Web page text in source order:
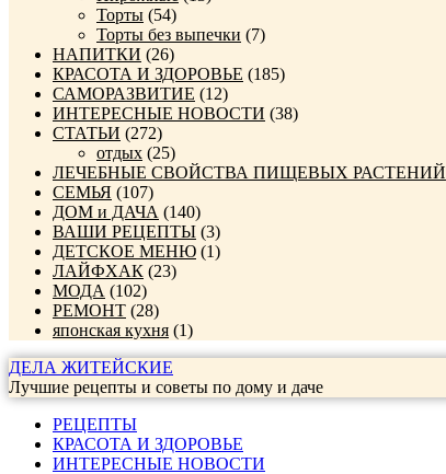
Торты (54)
Торты без выпечки (7)
НАПИТКИ (26)
КРАСОТА И ЗДОРОВЬЕ (185)
САМОРАЗВИТИЕ (12)
ИНТЕРЕСНЫЕ НОВОСТИ (38)
СТАТЬИ (272)
отдых (25)
ЛЕЧЕБНЫЕ СВОЙСТВА ПИЩЕВЫХ РАСТЕНИЙ
СЕМЬЯ (107)
ДОМ и ДАЧА (140)
ВАШИ РЕЦЕПТЫ (3)
ДЕТСКОЕ МЕНЮ (1)
ЛАЙФХАК (23)
МОДА (102)
РЕМОНТ (28)
японская кухня (1)
ДЕЛА ЖИТЕЙСКИЕ
Лучшие рецепты и советы по дому и даче
РЕЦЕПТЫ
КРАСОТА И ЗДОРОВЬЕ
ИНТЕРЕСНЫЕ НОВОСТИ